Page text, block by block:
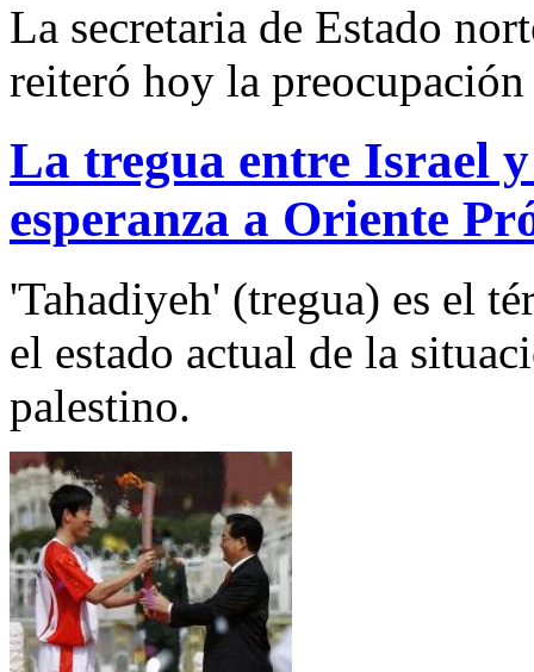
La secretaria de Estado
reiteró hoy la
La tregua entre Israel
esperanza a Oriente
'Tahadiyeh' (tregua) es el
el estado actual de la
palestino.